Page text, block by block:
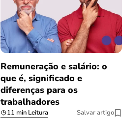
Remuneração e salário: o
que é, significado e
diferenças para os
trabalhadores
11 min Leitura Salvar artigo